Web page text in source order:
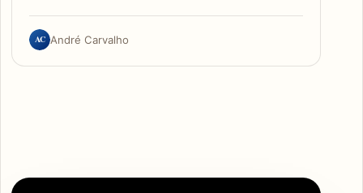
AC André Carvalho